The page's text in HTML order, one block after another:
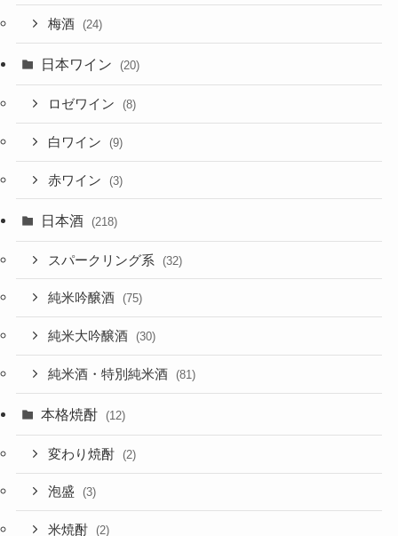
梅酒 (24)
日本ワイン (20)
ロゼワイン (8)
白ワイン (9)
赤ワイン (3)
日本酒 (218)
スパークリング系 (32)
純米吟醸酒 (75)
純米大吟醸酒 (30)
純米酒・特別純米酒 (81)
本格焼酎 (12)
変わり焼酎 (2)
泡盛 (3)
米焼酎 (2)